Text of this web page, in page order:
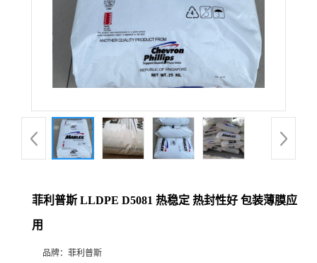
菲利普斯 LLDPE D5081 热稳定 热封性好 包装薄膜应
用
品牌： 菲利普斯